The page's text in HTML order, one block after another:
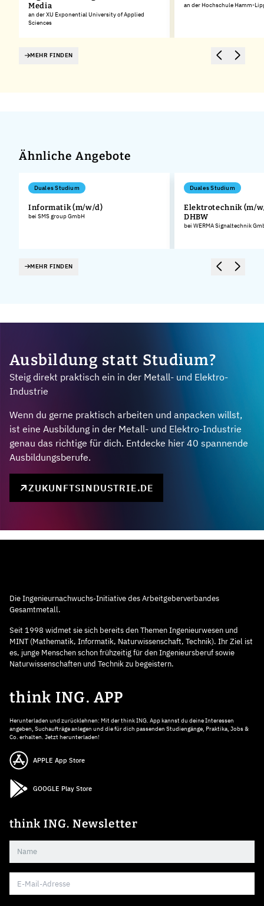
Media
an der XU Exponential University of Applied
Sciences
an der Hochschule Hamm-
MEHR FINDEN
Ähnliche Angebote
Duales Studium
Informatik (m/w/d)
bei SMS group GmbH
Duales Studium
Elektrotechnik (m/
DHBW
bei WERMA Signaltechnik
MEHR FINDEN
Ausbildung statt Studium?
Steig direkt praktisch ein in der Metall- und Elektro-
Industrie
Wenn du gerne praktisch arbeiten und anpacken willst,
ist eine Ausbildung in der Metall- und Elektro-Industrie
genau das richtige für dich. Entdecke hier 40 spannende
Ausbildungsberufe.
ZUKUNFTSINDUSTRIE.DE
Die Ingenieurnachwuchs-Initiative des Arbeitgeberverbandes
Gesamtmetall.
Seit 1998 widmet sie sich bereits den Themen Ingenieurwesen und
MINT (Mathematik, Informatik, Naturwissenschaft, Technik). Ihr Ziel ist
es, junge Menschen schon frühzeitig für den Ingenieursberuf sowie
Naturwissenschaften und Technik zu begeistern.
think ING. APP
Herunterladen und zurücklehnen: Mit der think ING. App kannst du deine Interessen
angeben, Suchaufträge anlegen und die für dich passenden Studiengänge, Praktika, Jobs &
Co. erhalten. Jetzt herunterladen!
APPLE App Store
GOOGLE Play Store
think ING. Newsletter